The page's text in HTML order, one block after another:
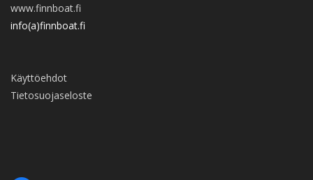
www.finnboat.fi
info(a)finnboat.fi
Käyttöehdot
Tietosuojaseloste